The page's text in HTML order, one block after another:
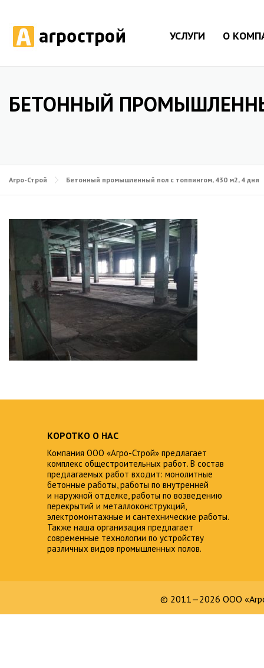
УСЛУГИ О
БЕТОННЫЙ
Агро-Строй Бетонный промышленный пол с топпингом, 430 м2, 4 дня
КОРОТКО О НАС
Компания ООО «Агро-Строй» предлагает
комплекс общестроительных работ. В состав
предлагаемых работ входит: монолитные
бетонные работы, работы по внутренней
и наружной отделке, работы по возведению
перекрытий и металлоконструкций,
электромонтажные и сантехнические работы.
Также наша организация предлагает
современные технологии по устройству
различных видов промышленных полов.
© 2011—2026 ООО